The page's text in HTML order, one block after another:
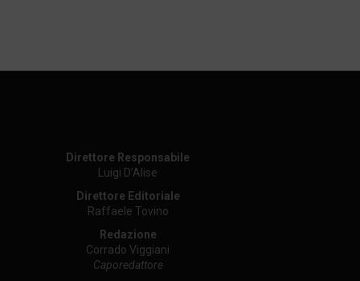
Direttore Responsabile
Luigi D’Alise
Direttore Editoriale
Raffaele Tovino
Redazione
Corrado Viggiani
Caporedattore